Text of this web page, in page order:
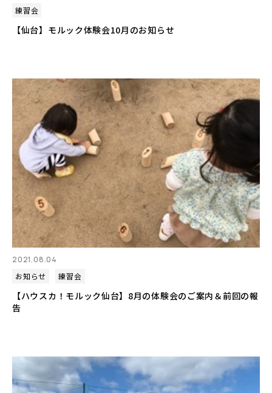
練習会
【仙台】モルック体験会10月のお知らせ
2021.08.04
お知らせ
練習会
【ハウスカ！モルック仙台】8月の体験会のご案内＆前回の報
告